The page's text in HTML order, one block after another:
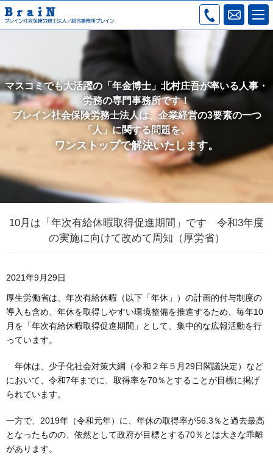
マスコミでも大活躍の「年金博士」北村庄吾が率いる人事・
労務の専門事務所です！
ブレイン社会保険労務士法人は、企業経営の3要素の一つ
「人」に関する問題を、
ワンストップで解決いたします。
10月は「年次有給休暇取得促進期間」です 令和3年度
の実施に向けて改めて周知（厚労省）
2021年9月29日
厚生労働省は、年次有給休暇（以下「年休」）の計画的付与制度の
導入も含め、年休を取得しやすい環境整備を推進するため、毎年10
月を「年次有給休暇取得促進期間」として、集中的な広報活動を行
っています。
年休は、少子化社会対策大綱（令和２年５月29日閣議決定）など
において、令和7年までに、取得率を70％とすることが目標に掲げ
られています。
一方で、2019年（令和元年）に、年休の取得率が56.3％と過去最高
となったものの、依然として政府が目標とする70％とは大きな乖離
があります。